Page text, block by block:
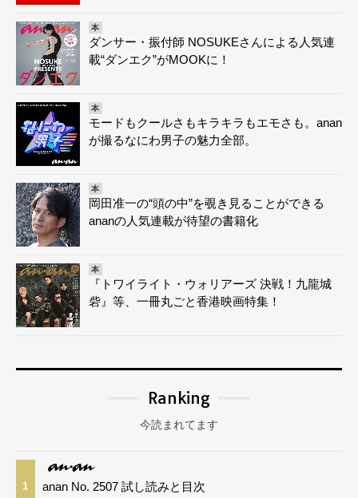
本
ダンサー・振付師 NOSUKEさんによる人気連
載“ダンエク”がMOOKに！
本
モードもクールさもキラキラもエモさも。anan
が撮るなにわ男子の魅力全部。
本
岡田准一の“頭の中”を覗き見ることができる
ananの人気連載が待望の書籍化
本
『トワイライト・ウォリアーズ 決戦！九龍城
砦』等、一冊丸ごと香港映画特集！
Ranking
今読まれてます
1 anan No. 2507 試し読みと目次